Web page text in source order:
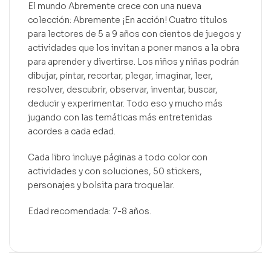
El mundo Abremente crece con una nueva
colección: Abremente ¡En acción! Cuatro títulos
para lectores de 5 a 9 años con cientos de juegos y
actividades que los invitan a poner manos a la obra
para aprender y divertirse. Los niños y niñas podrán
dibujar, pintar, recortar, plegar, imaginar, leer,
resolver, descubrir, observar, inventar, buscar,
deducir y experimentar. Todo eso y mucho más
jugando con las temáticas más entretenidas
acordes a cada edad.
Cada libro incluye páginas a todo color con
actividades y con soluciones, 50 stickers,
personajes y bolsita para troquelar.
Edad recomendada: 7-8 años.